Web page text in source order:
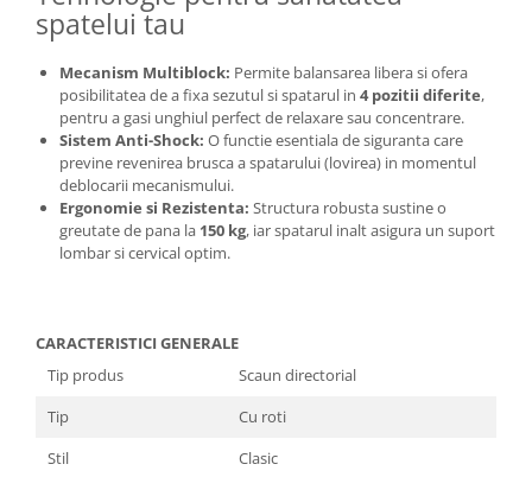
spatelui tau
Mecanism Multiblock: Permite balansarea libera si ofera
posibilitatea de a fixa sezutul si spatarul in 4 pozitii diferite,
pentru a gasi unghiul perfect de relaxare sau concentrare.
Sistem Anti-Shock: O functie esentiala de siguranta care
previne revenirea brusca a spatarului (lovirea) in momentul
deblocarii mecanismului.
Ergonomie si Rezistenta: Structura robusta sustine o
greutate de pana la 150 kg, iar spatarul inalt asigura un suport
lombar si cervical optim.
CARACTERISTICI GENERALE
Tip produs
Scaun directorial
Tip
Cu roti
Stil
Clasic